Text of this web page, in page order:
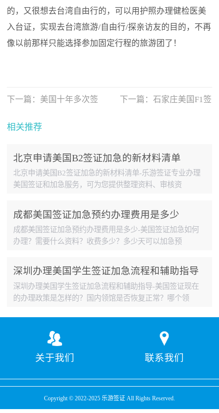
的，又很想去台湾自由行的，可以用护照办理健检医美
入台证，实现去台湾旅游/自由行/探亲访友的目的，不再
像以前那样只能选择参加固定行程的旅游团了！
下一篇： 美国十年多次签
下一篇： 石家庄美国F1签
相关推荐
北京申请美国B2签证加急的新材料清单
北京申请美国B2签证加急的新材料清单-乐游签证专业办理
美国签证和加急服务，可为您提供整理资料、审核资
成都美国签证加急预约办理费用是多少
成都美国签证加急预约办理费用是多少-美国签证加急如何
办理？需要什么资料？收费多少？多少天可以加急预
深圳办理美国学生签证加急流程和辅助指导
深圳办理美国学生签证加急流程和辅助指导-美国签证现在
的办理政策是怎样的？国内领馆是否恢复正常？哪个领
关于我们 联系我们
Copyright © 2022-2025 乐游签证 All Rights Reserved.